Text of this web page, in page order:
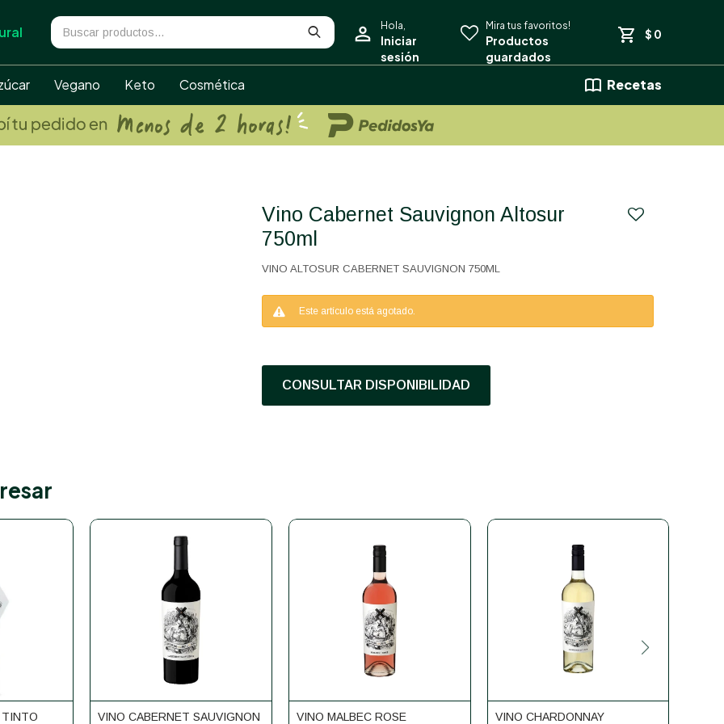
Vegano Keto Cosmética Recetas
$ 0
Vino Cabernet Sauvignon Altosur
750ml
VINO ALTOSUR CABERNET SAUVIGNON 750ML
Este artículo está agotado.
CONSULTAR DISPONIBILIDAD
TINTO
VINO CABERNET SAUVIGNON
VINO MALBEC ROSE
VINO CHARDONNAY